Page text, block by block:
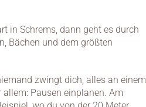
in Schrems, dann geht es durch
Bächen und dem größten
zwingt dich, alles an einem
Pausen einplanen. Am